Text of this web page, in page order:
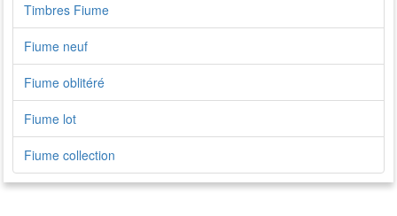
Timbres Fiume
Fiume neuf
Fiume oblitéré
Fiume lot
Fiume collection